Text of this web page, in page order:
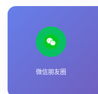
微信朋友圈